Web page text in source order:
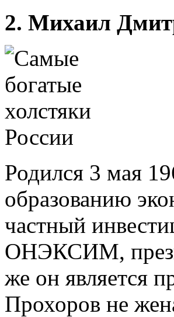
2. Михаил
Родился 3 мая
образованию
частный
ОНЭКСИМ,
же он является
Прохоров не